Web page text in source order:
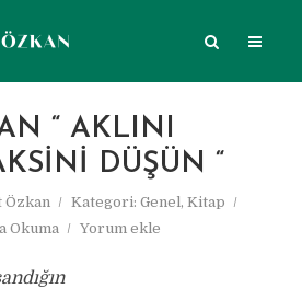
“ AKLINI
DÜŞÜN “
Özkan Kategori: Genel, Kitap
Okuma Yorum ekle